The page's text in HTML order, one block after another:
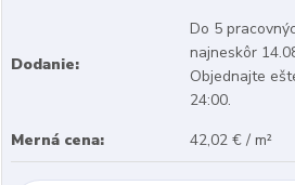
Dodanie:
Do 5
najneskôr
Objednajte
24:00.
Merná cena:
42,02 € / m²